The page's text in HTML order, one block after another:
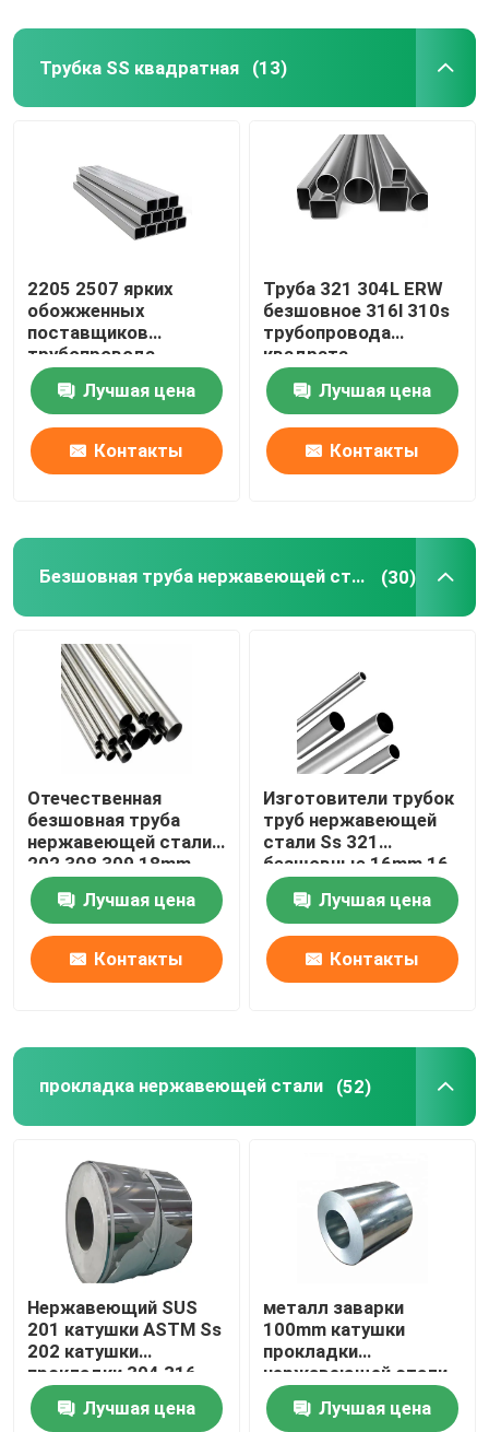
Трубка SS квадратная (13)
2205 2507 ярких
обожженных
поставщиков
трубопровода
квадрата
нержавеющей стали
трубки 310S 201 304
304L 316 316L
Лучшая цена
Контакты
Труба 321 304L ERW
безшовное 316l 310s
трубопровода
квадрата
нержавеющей стали
1 дюйма 0,4 Mm
Лучшая цена
Контакты
Безшовная труба нержавеющей стали (30)
Отечественная
безшовная труба
нержавеющей стали
202 308 309 18mm
22mm 2 трубка Inox
дюйма 304Лучшая цена
Контакты
Изготовители трубок
труб нержавеющей
стали Ss 321
безшовные 16mm 16
теплообменный
аппарат датчика 304
Лучшая цена
Контакты
прокладка нержавеющей стали (52)
Нержавеющий SUS
201 катушки ASTM Ss
202 катушки
прокладки 304 316
316L 410 430
Лучшая цена
металл заварки
100mm катушки
прокладки
нержавеющей стали
304N 310S
Лучшая цена